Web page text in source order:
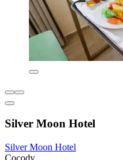
Silver Moon Hotel
Silver Moon Hotel
Cocody